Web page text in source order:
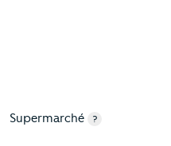
Supermarché ?